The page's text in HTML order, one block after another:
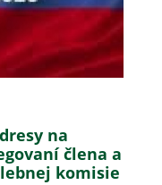
na
člena a
komisie